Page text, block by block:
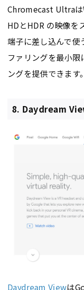
Chromecast Ultra
HDとHDR の映像を
端子に差し込んで使
ファリングを最小
ングを提供できます。
8. Daydream
Daydream Viewは